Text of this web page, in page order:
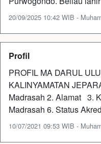
20/09/2025 10:42 WIB -
Profil
PROFIL MA DARUL
KALINYAMATAN
Madrasah 2. Alamat 3.
Madrasah 6. Status
10/07/2021 09:53 WIB -